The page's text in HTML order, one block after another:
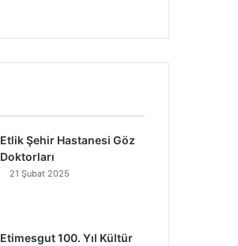
Etlik Şehir Hastanesi Göz
Doktorları
21 Şubat 2025
Etimesgut 100. Yıl Kültür